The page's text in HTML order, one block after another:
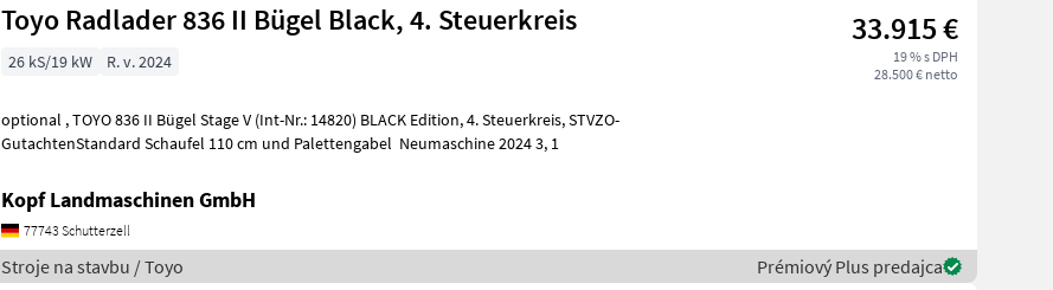
Toyo Radlader 836 II Bügel Black, 4. Steuerkreis 33.915 €
19 % s DPH
28.500 € netto
26 kS/19 kW R. v. 2024
optional , TOYO 836 II Bügel Stage V (Int-Nr.: 14820) BLACK Edition, 4. Steuerkreis, STVZO-
GutachtenStandard Schaufel 110 cm und Palettengabel Neumaschine 2024 3, 1
Kopf Landmaschinen GmbH
77743 Schutterzell
Stroje na stavbu / Toyo Prémiový Plus predajca